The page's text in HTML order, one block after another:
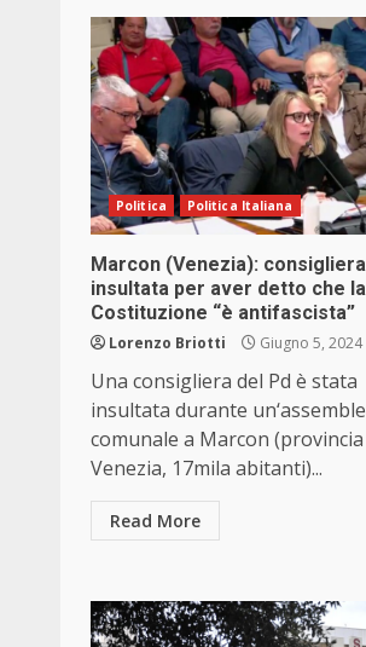
Politica Politica Italiana
Marcon (Venezia):
insultata per aver detto che la
Costituzione “è antifascista”
Lorenzo Briotti Giugno 5, 2024
Una consigliera del Pd è stata
insultata durante
comunale a Marcon
Venezia, 17mila abitanti)...
Read More